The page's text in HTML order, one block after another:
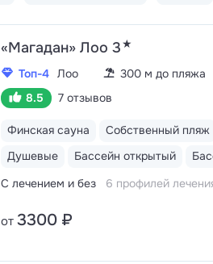
«Магадан» Лоо 3★
Топ-4 Лоо
300 м до пляжа
8.5
7 отзывов
Финская сауна Собственный пляж
Душевые
Бассейн открытый
С лечением и без
6 профилей
от 3300 ₽